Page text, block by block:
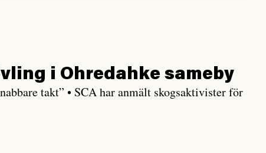
i Ohredahke sameby
takt” • SCA har anmält skogsaktivister för